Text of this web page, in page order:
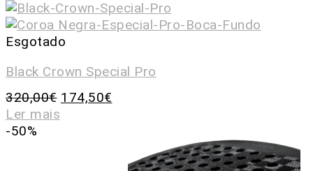
Esgotado
Black Crown Special Pro
320,00€ 174,50€
Ler mais
-50%